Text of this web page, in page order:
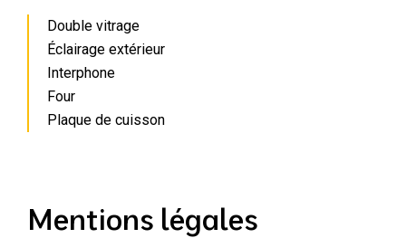
Double vitrage
Éclairage extérieur
Interphone
Four
Plaque de cuisson
Mentions légales